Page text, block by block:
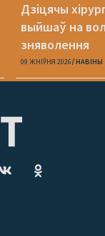
Дзіцячы
выйшаў на
зняволення
09 ЖНІЎНЯ 2026 НАВІНЫ